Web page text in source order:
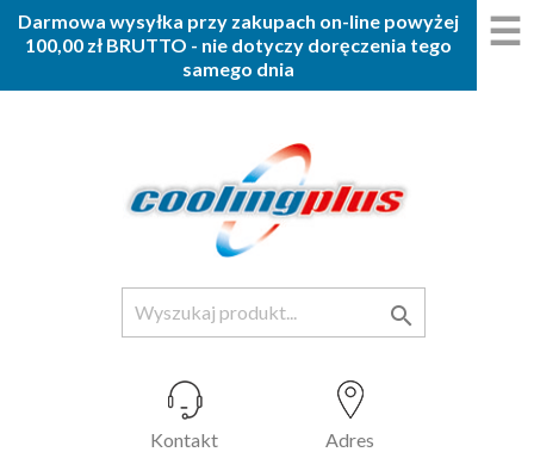
Darmowa wysyłka przy zakupach on-line powyżej
100,00 zł BRUTTO - nie dotyczy doręczenia tego
samego dnia

☰
Kontakt Adres